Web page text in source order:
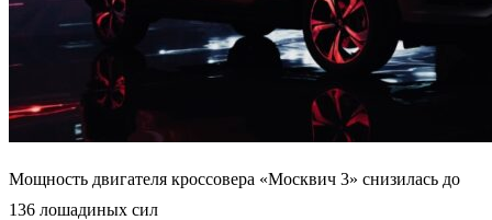
Мощность двигателя кроссовера «Москвич 3» снизилась до
136 лошадиных сил